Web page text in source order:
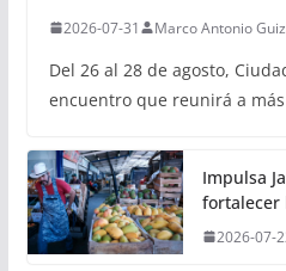
2026-07-31 Marco Antonio
Del 26 al 28 de agosto,
encuentro que reunirá a
Impulsa
fortalecer
2026-07-